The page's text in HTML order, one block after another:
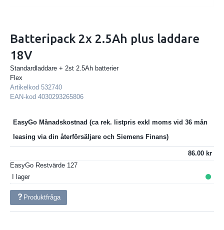
Batteripack 2x 2.5Ah plus laddare
18V
Standardladdare + 2st 2.5Ah batterier
Flex
Artikelkod 532740
EAN-kod 4030293265806
EasyGo Månadskostnad
86.00
EasyGo Restvärde 127
I lager
Produktfråga